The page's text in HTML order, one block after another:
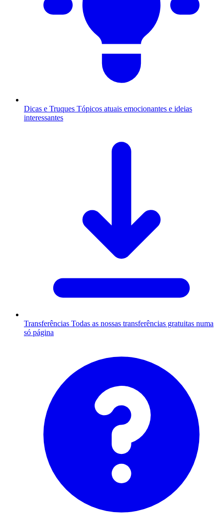
Dicas e Truques Tópicos atuais emocionantes e ideias
interessantes
Transferências Todas as nossas transferências gratuitas numa
só página